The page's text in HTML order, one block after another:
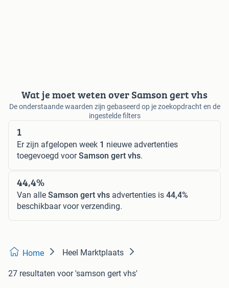
Wat je moet weten over Samson gert vhs
De onderstaande waarden zijn gebaseerd op je zoekopdracht en de
ingestelde filters
1
Er zijn afgelopen week 1 nieuwe advertenties
toegevoegd voorSamson gert vhs.
44,4%
Van alle Samson gert vhs advertenties is 44,4%
beschikbaar voor verzending.
Home Heel Marktplaats
27 resultaten voor 'samson gert vhs'